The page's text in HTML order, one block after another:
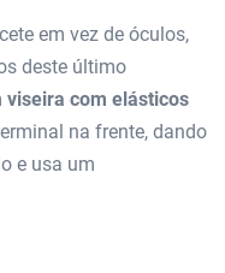
em vez de óculos,
deste último
viseira com elásticos
na frente, dando
e usa um